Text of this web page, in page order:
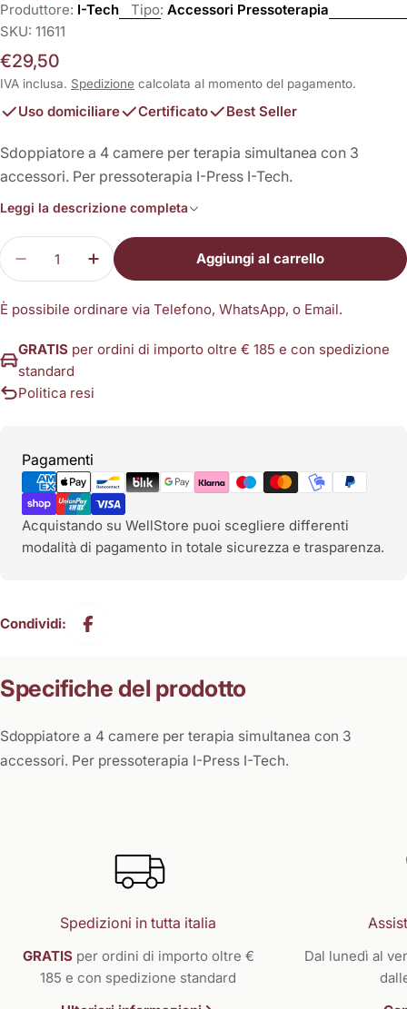
Produttore: I-Tech Tipo: Accessori Pressoterapia
SKU: 11611
Prezzo
normale
€29,50
IVA inclusa. Spedizione calcolata al momento del pagamento.
Uso domiciliare Certificato Best Seller
Sdoppiatore a 4 camere per terapia simultanea con 3
accessori. Per pressoterapia I-Press I-Tech.
Leggi la descrizione completa
Quantità
Diminuisci la quantità per Sdoppiatore a 4
Aumenta la quantità per Sdoppiatore a
Aggiungi al carrello
È possibile ordinare via Telefono, WhatsApp, o Email.
GRATIS per ordini di importo oltre € 185 e con spedizione
standard
Politica resi
Pagamenti
Metodi
di
pagamento
Acquistando su WellStore puoi scegliere differenti
modalità di pagamento in totale sicurezza e trasparenza.
Condividi:
Specifiche del prodotto
Sdoppiatore a 4 camere per terapia simultanea con 3
accessori. Per pressoterapia I-Press I-Tech.
Spedizioni in tutta italia
GRATIS per ordini di importo oltre €
185 e con spedizione standard
Dal lunedì al